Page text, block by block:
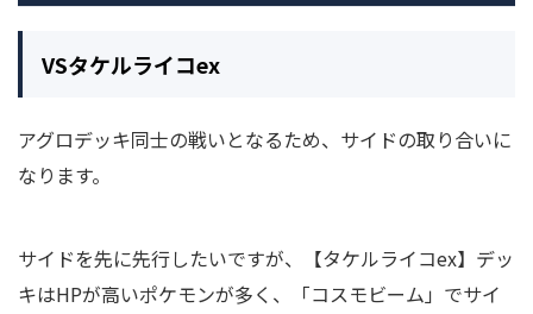
VSタケルライコex
アグロデッキ同士の戦いとなるため、サイドの取り合いに
なります。
サイドを先に先行したいですが、【タケルライコex】デッ
キはHPが高いポケモンが多く、「コスモビーム」でサイ